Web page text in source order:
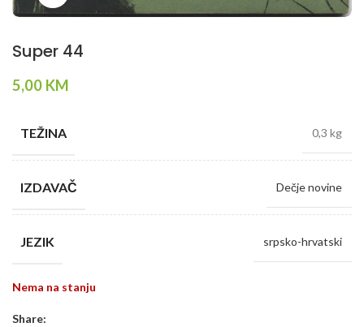
Super 44
5,00 KM
TEŽINA 0,3 kg
IZDAVAČ Dečje novine
JEZIK srpsko-hrvatski
Nema na stanju
Share: